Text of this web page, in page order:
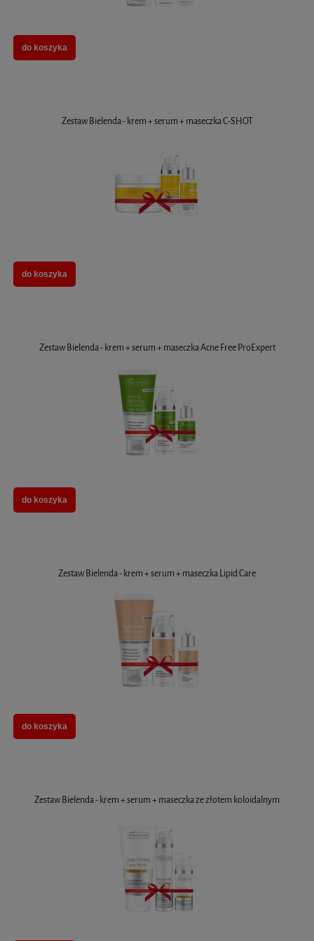
do koszyka
Zestaw Bielenda - krem + serum + maseczka C-SHOT
do koszyka
Zestaw Bielenda - krem + serum + maseczka Acne Free ProExpert
do koszyka
Zestaw Bielenda - krem + serum + maseczka Lipid Care
do koszyka
Zestaw Bielenda - krem + serum + maseczka ze złotem koloidalnym